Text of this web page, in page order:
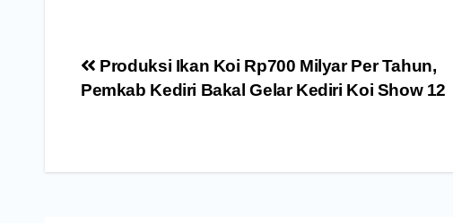
Navigasi
pos
Produksi Ikan Koi Rp700 Milyar Per Tahun,
Pemkab Kediri Bakal Gelar Kediri Koi Show 12